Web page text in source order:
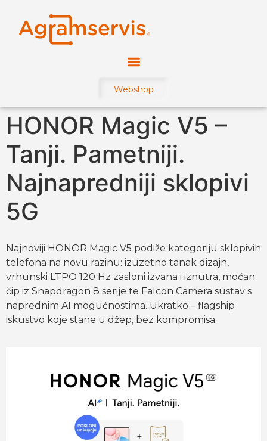
Webshop
HONOR Magic V5 –
Tanji. Pametniji.
Najnapredniji sklopivi
5G
Najnoviji HONOR Magic V5 podiže kategoriju sklopivih
telefona na novu razinu: izuzetno tanak dizajn,
vrhunski LTPO 120 Hz zasloni izvana i iznutra, moćan
čip iz Snapdragon 8 serije te Falcon Camera sustav s
naprednim AI mogućnostima. Ukratko – flagship
iskustvo koje stane u džep, bez kompromisa.